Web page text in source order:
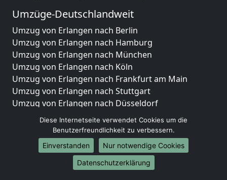
Umzüge-Deutschlandweit
Umzug von Erlangen nach Berlin
Umzug von Erlangen nach Hamburg
Umzug von Erlangen nach München
Umzug von Erlangen nach Köln
Umzug von Erlangen nach Frankfurt am Main
Umzug von Erlangen nach Stuttgart
Umzug von Erlangen nach Düsseldorf
Umzug von Erlangen nach Leipzig
Umzug von Erlangen nach Dortmund
Umzug von Erlangen nach Essen
Umzug von Erlangen nach Bremen
Umzug von Erlangen nach Dresden
Diese Internetseite verwendet Cookies um die
Benutzerfreundlichkeit zu verbessern.
Einverstanden
Nur notwendige Cookies
Datenschutzerklärung